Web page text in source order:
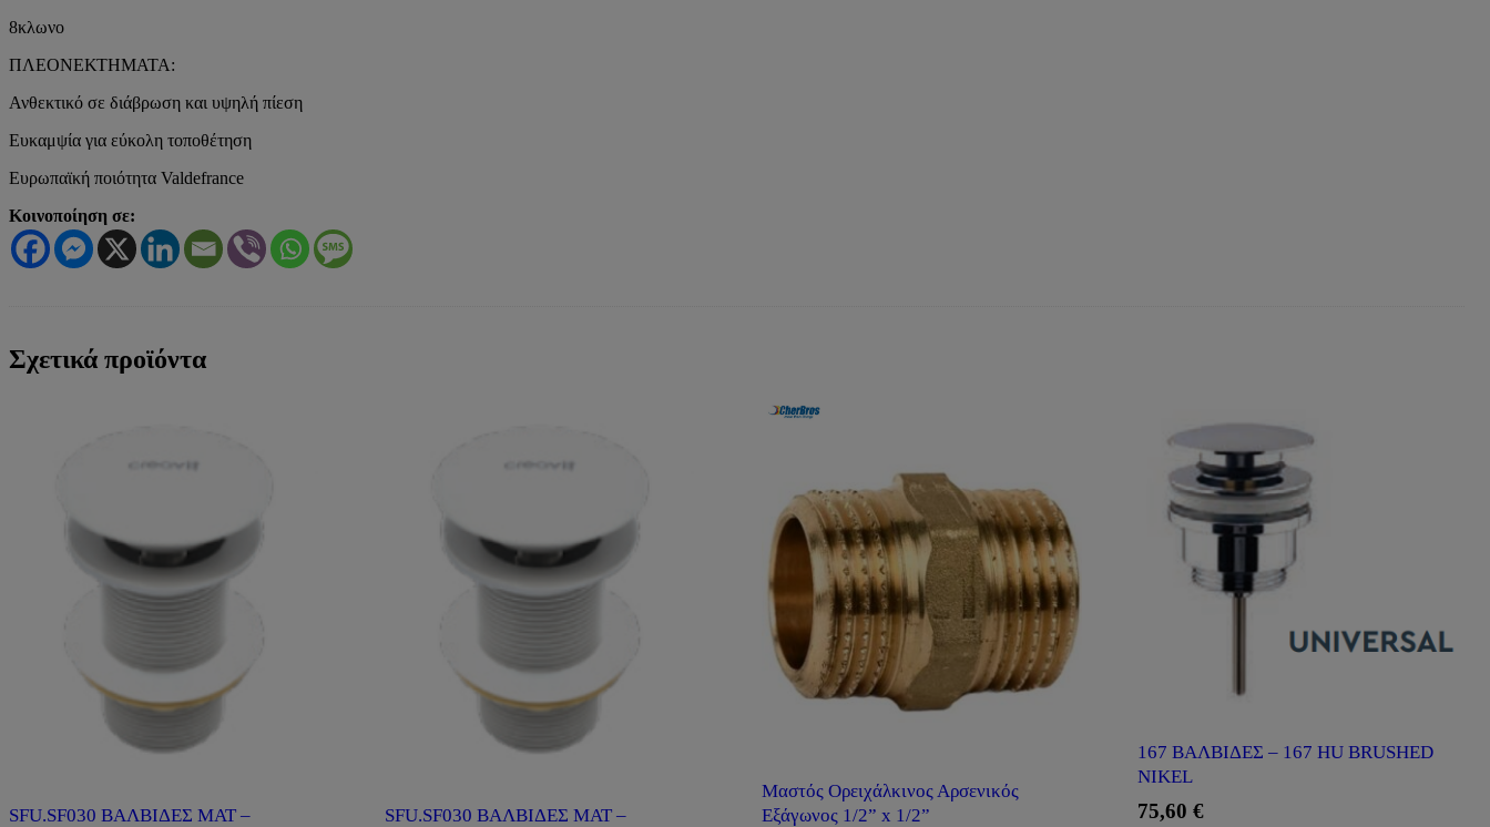
8κλωνο
ΠΛΕΟΝΕΚΤΗΜΑΤΑ:
Ανθεκτικό σε διάβρωση και υψηλή πίεση
Ευκαμψία για εύκολη τοποθέτηση
Ευρωπαϊκή ποιότητα Valdefrance
Κοινοποίηση σε:
Σχετικά προϊόντα
SFU.SF030 ΒΑΛΒΙΔΕΣ ΜΑΤ –
SFU.SF030 ΒΑΛΒΙΔΕΣ ΜΑΤ –
Μαστός Ορειχάλκινος Αρσενικός
Εξάγωνος 1/2” x 1/2”
167 ΒΑΛΒΙΔΕΣ – 167 HU BRUSHED
NIKEL
75,60€